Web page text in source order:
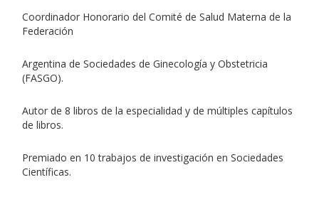
Coordinador Honorario del Comité de Salud Materna de la
Federación
Argentina de Sociedades de Ginecología y Obstetricia
(FASGO).
Autor de 8 libros de la especialidad y de múltiples capítulos
de libros.
Premiado en 10 trabajos de investigación en Sociedades
Científicas.